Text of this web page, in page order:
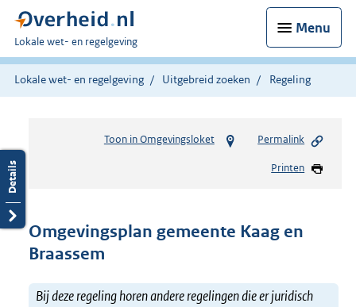
Menu
U
bent
hier:
Lokale wet- en regelgeving
Lokale wet- en regelgeving Uitgebreid zoeken Regeling
Toon in Omgevingsloket Permalink
Printen
Omgevingsplan gemeente Kaag en
Braassem
Bij deze regeling horen andere regelingen die er juridisch